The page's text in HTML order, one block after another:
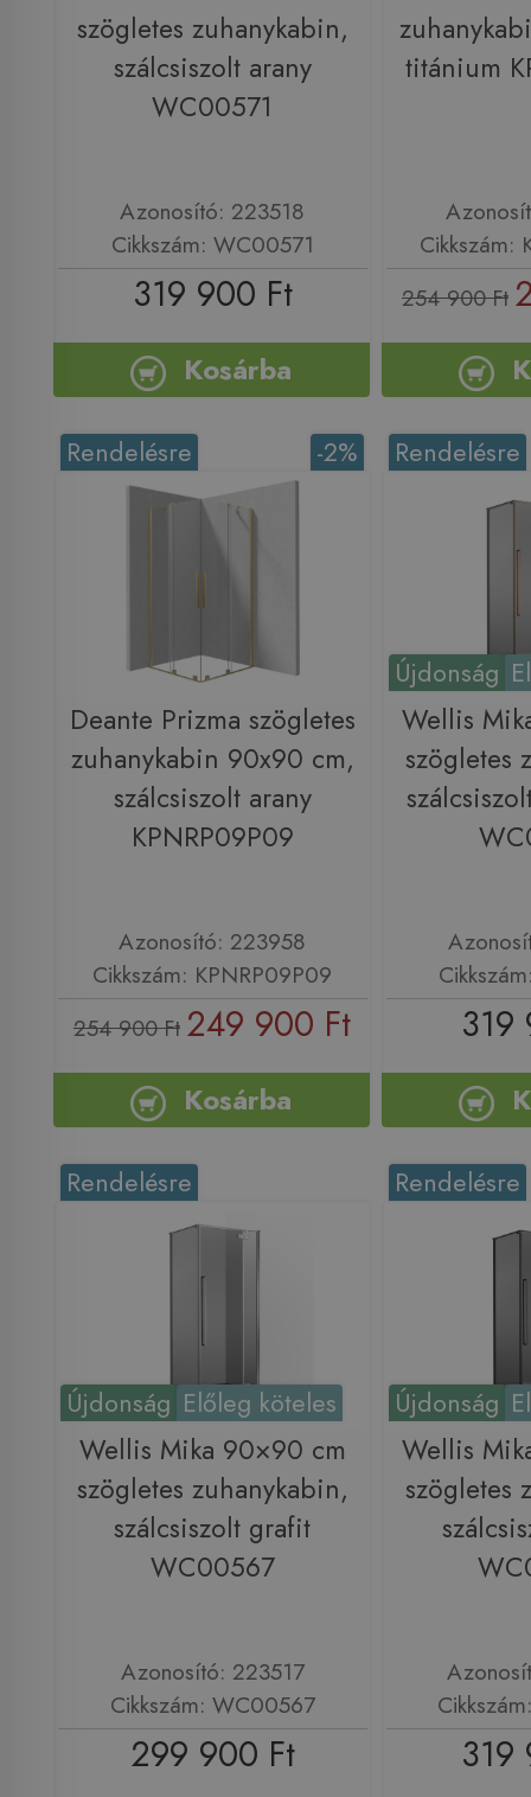
szögletes zuhanykabin,
szálcsiszolt arany
WC00571
Azonosító: 223518
Cikkszám: WC00571
319 900 Ft
Kosárba
titánium
Cikkszám:
254 900 Ft
-2%
Rendelésre
Deante Prizma szögletes
zuhanykabin 90x90 cm,
szálcsiszolt arany
KPNRP09P09
Azonosító: 223958
Cikkszám: KPNRP09P09
254 900 Ft 249 900 Ft
Kosárba
Újdonság
Rendelésre
Wellis
szögletes
319
Újdonság Előleg köteles
Rendelésre
Wellis Mika 90×90 cm
szögletes zuhanykabin,
szálcsiszolt grafit
WC00567
Azonosító: 223517
Cikkszám: WC00567
299 900 Ft
Újdonság
Rendelésre
Wellis
szögletes
319